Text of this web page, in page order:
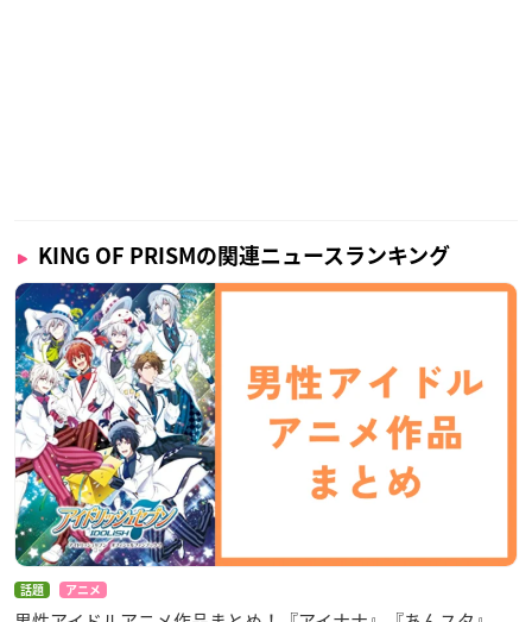
KING OF PRISMの関連ニュースランキング
話題 アニメ